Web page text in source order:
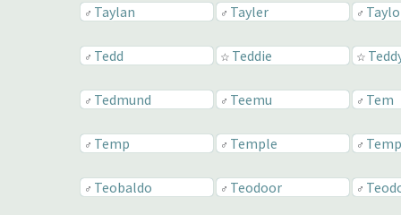
♂ Taylan ♂ Tayler ♂
♂ Tedd ☆ Teddie ☆
♂ Tedmund ♂ Teemu ♂ Tem
♂ Temp ♂ Temple ♂
♂ Teobaldo ♂ Teodoor ♂